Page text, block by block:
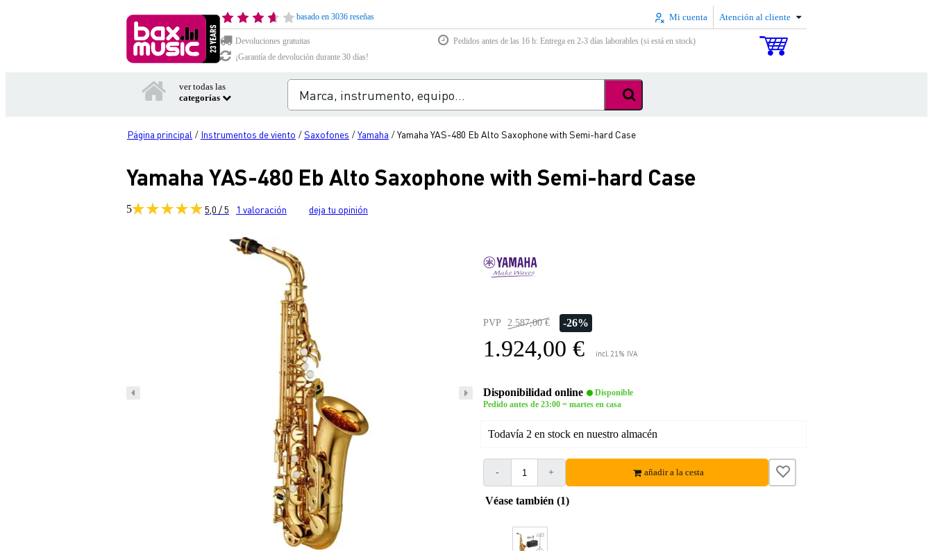
basado en 3036 reseñas Mi cuenta Atención al cliente
Devoluciones gratuitas
Pedidos antes de las 16 h: Entrega en 2-3 días laborables (si está en stock)
¡Garantía de devolución durante 30 días!
ver todas las
categorías
Página principal / Instrumentos de viento /Saxofones /Yamaha /Yamaha YAS-480 Eb Alto Saxophone with Semi-hard Case
Yamaha YAS-480 Eb Alto Saxophone with Semi-hard Case
5 5,0 / 5 1 valoración deja tu opinión
PVP 2.587,00 € -26%
1.924,00 € incl. 21% IVA
Disponibilidad online
Disponible
Pedido antes de 23:00 = martes en casa
Todavía 2 en stock en nuestro almacén
- + añadir a la cesta
Véase también (1)